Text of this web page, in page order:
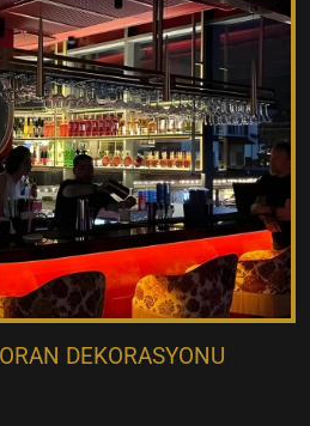
DEKORASYONU